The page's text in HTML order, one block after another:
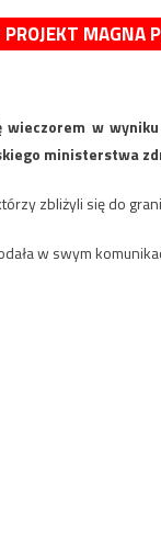
MAGNA
wieczorem w
ministerstwa
zbliżyli się do
w swym